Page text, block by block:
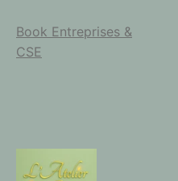
Book Entreprises &
CSE